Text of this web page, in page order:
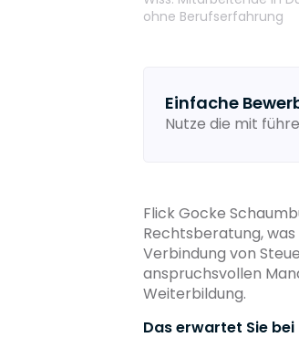
ohne Berufserfahrung
Einfache
Nutze die mit
Flick Gocke
Rechtsberatung,
Verbindung von
anspruchsvollen
Weiterbildung.
Das erwartet Sie bei